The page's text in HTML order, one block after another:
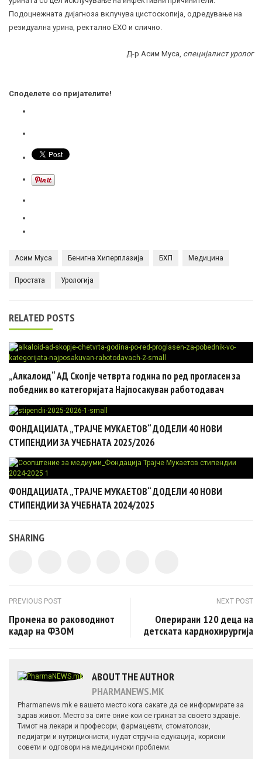
Подоцнежната дијагноза вклучува цисто­скопија, одредување на
резидуална урина , ректално ЕХО и слично.
Д-р Асим Муса, специјалист уролог
Споделете со пријателите!
Асим Муса Бенигна Хиперплазија БХП Медицина
Простата Урологија
RELATED POSTS
„Алкалоид“ АД Скопје четврта година по ред прогласен за
победник во категоријата Најпосакуван работодавач
ФОНДАЦИЈАТА „ТРАЈЧЕ МУКАЕТОВ“ ДОДЕЛИ 40 НОВИ
СТИПЕНДИИ ЗА УЧЕБНАТА 2025/2026
ФОНДАЦИЈАТА „ТРАЈЧЕ МУКАЕТОВ“ ДОДЕЛИ 40 НОВИ
СТИПЕНДИИ ЗА УЧЕБНАТА 2024/2025
SHARING
Post navigation
PREVIOUS POST
Промена во раководниот
кадар на ФЗОМ
NEXT POST
Оперирани 120 деца на
детската кардиохирургија
ABOUT THE AUTHOR
PHARMANEWS.MK
Pharmanews.mk е вашето место кога сакате да се информирате за
здрав живот. Место за сите оние кои се грижат за своето здравје.
Тимот на лекари и професори, фармацевти, стоматолози,
педијатри и нутриционисти, нудат стручна едукација, корисни
совети и одговори на медицински проблеми.